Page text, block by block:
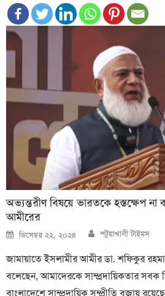
অভ্যন্তরীণ বিষয়ে ভারতকে হস্তক্ষেপ না
আমীরের
Posted
on
ডিসেম্বর ২২, ২০২৪ Author
পটুয়াখালী টাইমস
জামায়াতে ইসলামীর আমীর ডা. শফিকুর
বলেছেন, আমাদেরকে সাম্প্রদায়িকতার সবক
বাংলাদেশে সাম্প্রদায়িক সম্প্রীতি বজায়